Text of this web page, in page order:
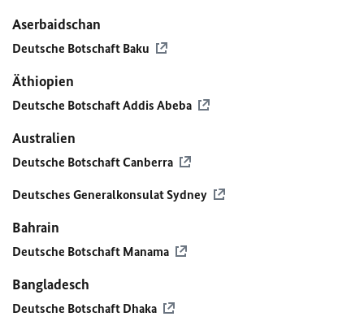
Aserbaidschan
Deutsche Botschaft Baku
Äthiopien
Deutsche Botschaft Addis Abeba
Australien
Deutsche Botschaft Canberra
Deutsches Generalkonsulat Sydney
Bahrain
Deutsche Botschaft Manama
Bangladesch
Deutsche Botschaft Dhaka